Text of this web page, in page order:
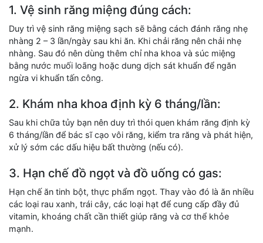
1. Vệ sinh răng miệng đúng cách:
Duy trì vệ sinh răng miệng sạch sẽ bằng cách đánh răng nhẹ
nhàng 2 – 3 lần/ngày sau khi ăn. Khi chải răng nên chải nhẹ
nhàng. Sau đó nên dùng thêm chỉ nha khoa và súc miệng
bằng nước muối loãng hoặc dung dịch sát khuẩn để ngăn
ngừa vi khuẩn tấn công.
2. Khám nha khoa định kỳ 6 tháng/lần:
Sau khi chữa tủy bạn nên duy trì thói quen khám răng định kỳ
6 tháng/lần để bác sĩ cạo vôi răng, kiểm tra răng và phát hiện,
xử lý sớm các dấu hiệu bất thường (nếu có).
3. Hạn chế đồ ngọt và đồ uống có gas:
Hạn chế ăn tinh bột, thực phẩm ngọt. Thay vào đó là ăn nhiều
các loại rau xanh, trái cây, các loại hạt để cung cấp đầy đủ
vitamin, khoáng chất cần thiết giúp răng và cơ thể khỏe
mạnh.